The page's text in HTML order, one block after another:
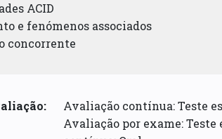
ACID
e fenómenos associados
concorrente
Avaliação contínua: Teste
Avaliação por exame: